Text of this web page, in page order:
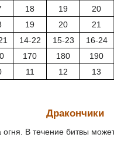
18 19 20
19 20 21
14-22 15-23 16-24
170 180 190
11 12 13
Дракончики
огня. В течение битвы